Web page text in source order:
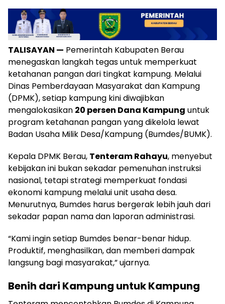
TALISAYAN — Pemerintah Kabupaten Berau
menegaskan langkah tegas untuk memperkuat
ketahanan pangan dari tingkat kampung. Melalui
Dinas Pemberdayaan Masyarakat dan Kampung
(DPMK), setiap kampung kini diwajibkan
mengalokasikan 20 persen Dana Kampung untuk
program ketahanan pangan yang dikelola lewat
Badan Usaha Milik Desa/Kampung (Bumdes/BUMK).
Kepala DPMK Berau, Tenteram Rahayu, menyebut
kebijakan ini bukan sekadar pemenuhan instruksi
nasional, tetapi strategi memperkuat fondasi
ekonomi kampung melalui unit usaha desa.
Menurutnya, Bumdes harus bergerak lebih jauh dari
sekadar papan nama dan laporan administrasi.
“Kami ingin setiap Bumdes benar-benar hidup.
Produktif, menghasilkan, dan memberi dampak
langsung bagi masyarakat,” ujarnya.
Benih dari Kampung untuk Kampung